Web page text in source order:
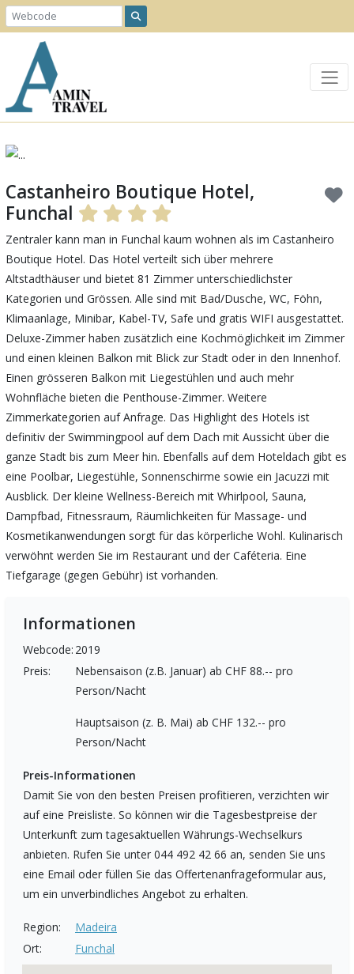
Castanheiro Boutique Hotel,
Funchal
Zentraler kann man in Funchal kaum wohnen als im Castanheiro
Boutique Hotel. Das Hotel verteilt sich über mehrere
Altstadthäuser und bietet 81 Zimmer unterschiedlichster
Kategorien und Grössen. Alle sind mit Bad/Dusche, WC, Föhn,
Klimaanlage, Minibar, Kabel-TV, Safe und gratis WIFI ausgestattet.
Deluxe-Zimmer haben zusätzlich eine Kochmöglichkeit im Zimmer
und einen kleinen Balkon mit Blick zur Stadt oder in den Innenhof.
Einen grösseren Balkon mit Liegestühlen und auch mehr
Wohnfläche bieten die Penthouse-Zimmer. Weitere
Zimmerkategorien auf Anfrage. Das Highlight des Hotels ist
definitiv der Swimmingpool auf dem Dach mit Aussicht über die
ganze Stadt bis zum Meer hin. Ebenfalls auf dem Hoteldach gibt es
eine Poolbar, Liegestühle, Sonnenschirme sowie ein Jacuzzi mit
Ausblick. Der kleine Wellness-Bereich mit Whirlpool, Sauna,
Dampfbad, Fitnessraum, Räumlichkeiten für Massage- und
Kosmetikanwendungen sorgt für das körperliche Wohl. Kulinarisch
verwöhnt werden Sie im Restaurant und der Caféteria. Eine
Tiefgarage (gegen Gebühr) ist vorhanden.
Informationen
Webcode: 2019
Preis:
Nebensaison (z.B. Januar) ab CHF 88.-- pro
Person/Nacht
Hauptsaison (z. B. Mai) ab CHF 132.-- pro
Person/Nacht
Preis-Informationen
Damit Sie von den besten Preisen profitieren, verzichten wir
auf eine Preisliste. So können wir die Tagesbestpreise der
Unterkunft zum tagesaktuellen Währungs-Wechselkurs
anbieten. Rufen Sie unter 044 492 42 66 an, senden Sie uns
eine Email oder füllen Sie das Offertenanfrageformular aus,
um ein unverbindliches Angebot zu erhalten.
Region:
Madeira
Ort:
Funchal